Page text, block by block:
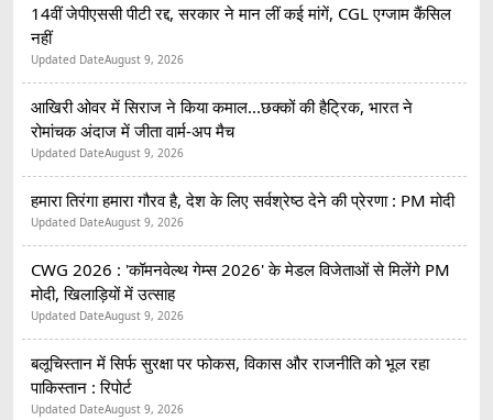
14वीं जेपीएससी पीटी रद्द, सरकार ने मान लीं कई मांगें, CGL एग्जाम कैंसिल
नहीं
Updated DateAugust 9, 2026
आखिरी ओवर में सिराज ने किया कमाल...छक्कों की हैट्रिक, भारत ने
रोमांचक अंदाज में जीता वार्म-अप मैच
Updated DateAugust 9, 2026
हमारा तिरंगा हमारा गौरव है, देश के लिए सर्वश्रेष्ठ देने की प्रेरणा : PM मोदी
Updated DateAugust 9, 2026
CWG 2026 : 'कॉमनवेल्थ गेम्स 2026' के मेडल विजेताओं से मिलेंगे PM
मोदी, खिलाड़ियों में उत्साह
Updated DateAugust 9, 2026
बलूचिस्तान में सिर्फ सुरक्षा पर फोकस, विकास और राजनीति को भूल रहा
पाकिस्तान : रिपोर्ट
Updated DateAugust 9, 2026